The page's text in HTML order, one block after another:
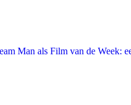
Man als Film van de Week: